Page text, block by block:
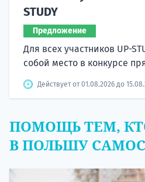
STUDY
Предложение
Для всех участников UP-
собой место в конкурсе
Действует от 01.08.2026 до
ПОМОЩЬ ТЕМ,
В ПОЛЬШУ